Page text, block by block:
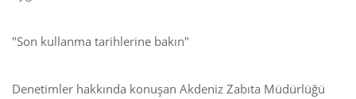
"Son kullanma tarihlerine bakın"
Denetimler hakkında konuşan Akdeniz Zabıta Müdürlüğü